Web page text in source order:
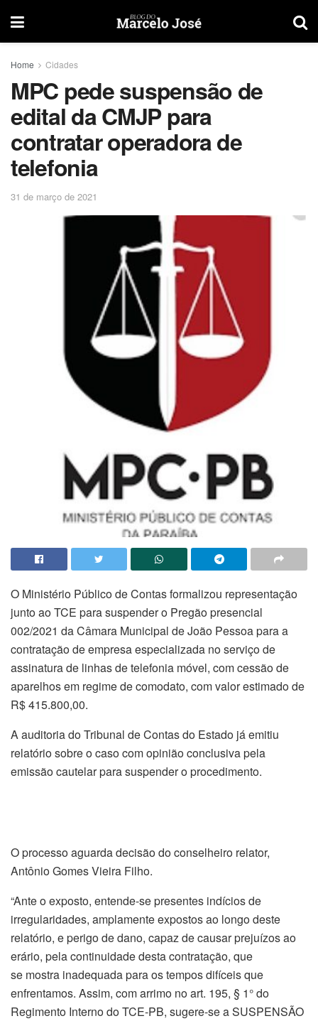
Home Cidades
MPC pede suspensão de
edital da CMJP para
contratar operadora de
telefonia
31 de março de 2021
O Ministério Público de Contas formalizou representação
junto ao TCE para suspender o Pregão presencial
002/2021 da Câmara Municipal de João Pessoa para a
contratação de empresa especializada no serviço de
assinatura de linhas de telefonia móvel, com cessão de
aparelhos em regime de comodato, com valor estimado de
R$ 415.800,00.
A auditoria do Tribunal de Contas do Estado já emitiu
relatório sobre o caso com opinião conclusiva pela
emissão cautelar para suspender o procedimento.
O processo aguarda decisão do conselheiro relator,
Antônio Gomes Vieira Filho.
“Ante o exposto, entende-se presentes indícios de
irregularidades, amplamente expostos ao longo deste
relatório, e perigo de dano, capaz de causar prejuízos ao
erário, pela continuidade desta contratação, que
se mostra inadequada para os tempos difíceis que
enfrentamos. Assim, com arrimo no art. 195, § 1° do
Regimento Interno do TCE-PB, sugere-se a SUSPENSÃO